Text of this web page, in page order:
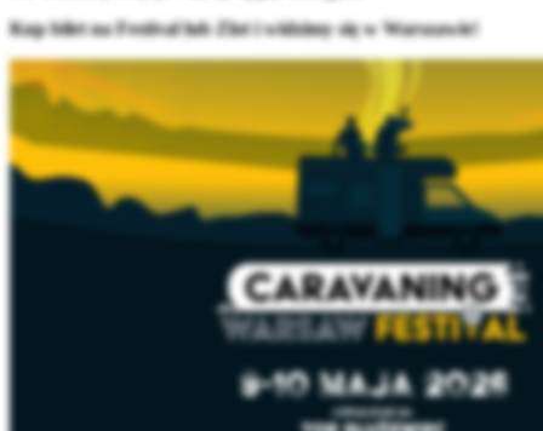
Kup bilet na Festival lub Zlot i widzimy się w Warszawie!